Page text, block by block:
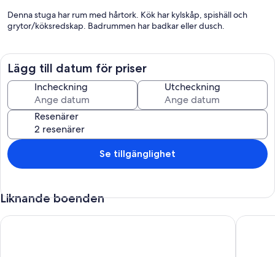
Denna stuga har rum med hårtork. Kök har kylskåp, spishäll och
grytor/köksredskap. Badrummen har badkar eller dusch.
Lägg till datum för priser
Incheckning Utcheckning
Resenärer
Se tillgänglighet
Liknande boenden
La Petite Maison / The Little house